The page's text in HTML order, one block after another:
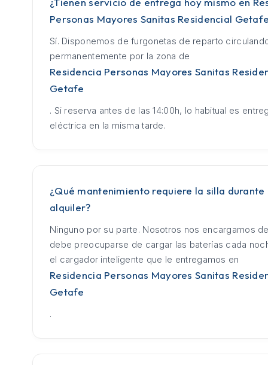
Personas Mayores Sanitas Residencial
Sí. Disponemos de furgonetas de reparto
permanentemente por la zona de
Residencia Personas Mayores Sanitas
Getafe
. Si reserva antes de las 14:00h, lo habitual es
eléctrica en la misma tarde.
¿Qué mantenimiento requiere la silla durante
alquiler?
Ninguno por su parte. Nosotros nos encargamos
debe preocuparse de cargar las baterías cada
el cargador inteligente que le entregamos en
Residencia Personas Mayores Sanitas
Getafe
.